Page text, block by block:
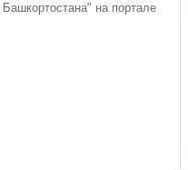
на портале